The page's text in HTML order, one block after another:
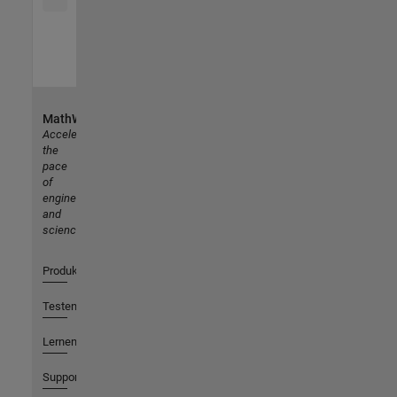
MathWorks
Accelerating
the
pace
of
engineering
and
science
Produkte
Testen oder Kaufen
Lernen
Support